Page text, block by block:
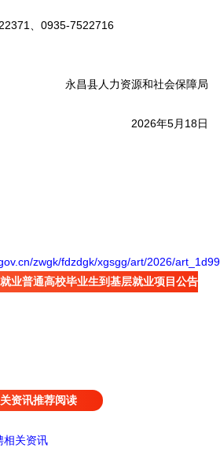
、0935-7522716
永昌县人力资源和社会保障局
2026年5月18日
zwgk/fdzdgk/xgsgg/art/2026/
业普通高校毕业生到基层就业项目公告
资讯推荐阅读
相关资讯